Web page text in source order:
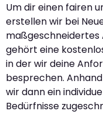
Um dir einen fairen
erstellen wir bei
maßgeschneidertes
gehört eine
in der wir deine
besprechen.
wir dann ein
Bedürfnisse